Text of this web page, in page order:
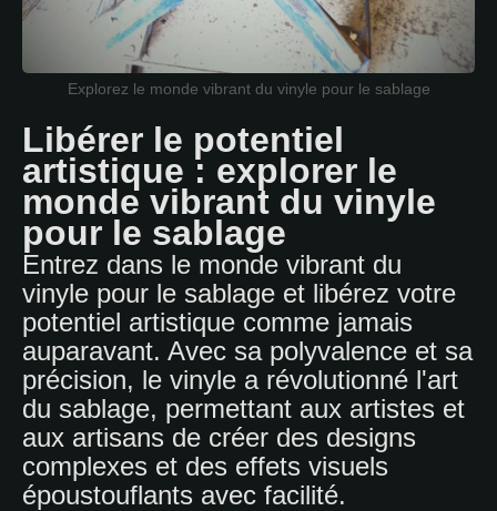
Explorez le monde vibrant du vinyle pour le sablage
Libérer le potentiel
artistique : explorer le
monde vibrant du vinyle
pour le sablage
Entrez dans le monde vibrant du
vinyle pour le sablage et libérez votre
potentiel artistique comme jamais
auparavant. Avec sa polyvalence et sa
précision, le vinyle a révolutionné l'art
du sablage, permettant aux artistes et
aux artisans de créer des designs
complexes et des effets visuels
époustouflants avec facilité.